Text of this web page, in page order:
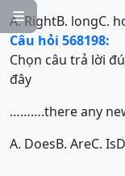

A. RightB. longC.
Câu hỏi 568198:
Chọn câu trả lời
đây
……….there any
A. DoesB. AreC. Is